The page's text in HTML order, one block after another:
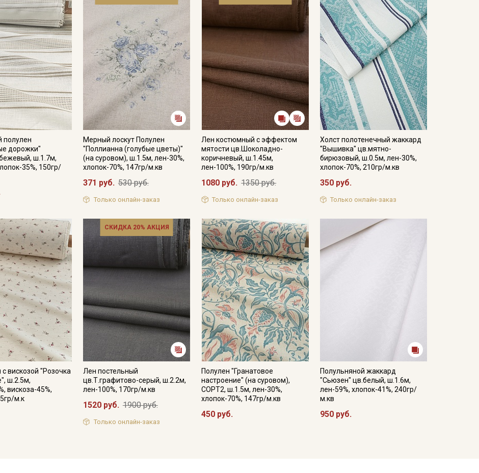
полулен
дорожки"
ш.1.7м,
35%, 150гр/
Мерный лоскут Полулен
"Поллианна (голубые цветы)"
(на суровом), ш.1.5м, лен-30%,
хлопок-70%, 147гр/м.кв
371 руб. 530 руб.
Только онлайн-заказ
Лен костюмный с эффектом
мятости цв.Шоколадно-
коричневый, ш.1.45м,
лен-100%, 190гр/м.кв
1080 руб. 1350 руб.
Только онлайн-заказ
Холст полотенечный жаккард
"Вышивка" цв.мятно-
бирюзовый, ш.0.5м, лен-30%,
хлопок-70%, 210гр/м.кв
350 руб.
Только онлайн-заказ
вискозой "Розочка
ш.2.5м,
вискоза-45%,
м.к
СКИДКА 20% АКЦИЯ
Лен постельный
цв.Т.графитово-серый, ш.2.2м,
лен-100%, 170гр/м.кв
1520 руб. 1900 руб.
Только онлайн-заказ
Полулен "Гранатовое
настроение" (на суровом),
СОРТ2, ш.1.5м, лен-30%,
хлопок-70%, 147гр/м.кв
450 руб.
Полульняной жаккард
"Сьюзен" цв.белый, ш.1.6м,
лен-59%, хлопок-41%, 240гр/
м.кв
950 руб.